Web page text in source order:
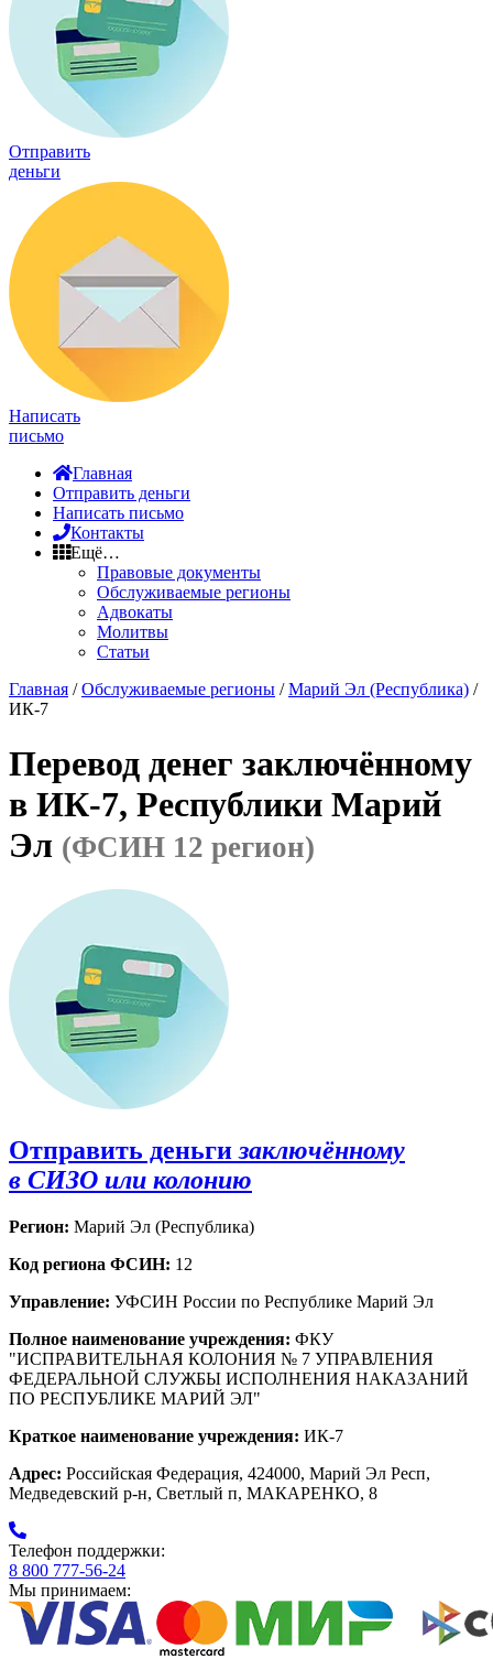
Отправить
деньги
Написать
письмо
Главная
Отправить деньги
Написать письмо
Контакты
Ещё…
Правовые документы
Обслуживаемые регионы
Адвокаты
Молитвы
Статьи
Главная /Обслуживаемые регионы /Марий Эл (Республика) /
ИК-7
Перевод денег заключённому
в ИК-7, Республики Марий
Эл (ФСИН 12 регион)
Отправить деньги заключённому
в СИЗО или колонию
Регион: Марий Эл (Республика)
Код региона ФСИН: 12
Управление: УФСИН России по Республике Марий Эл
Полное наименование учреждения: ФКУ
"ИСПРАВИТЕЛЬНАЯ КОЛОНИЯ № 7 УПРАВЛЕНИЯ
ФЕДЕРАЛЬНОЙ СЛУЖБЫ ИСПОЛНЕНИЯ НАКАЗАНИЙ
ПО РЕСПУБЛИКЕ МАРИЙ ЭЛ"
Краткое наименование учреждения: ИК-7
Адрес: Российская Федерация, 424000, Марий Эл Респ,
Медведевский р-н, Светлый п, МАКАРЕНКО, 8
Телефон поддержки:
8 800 777-56-24
Мы принимаем: